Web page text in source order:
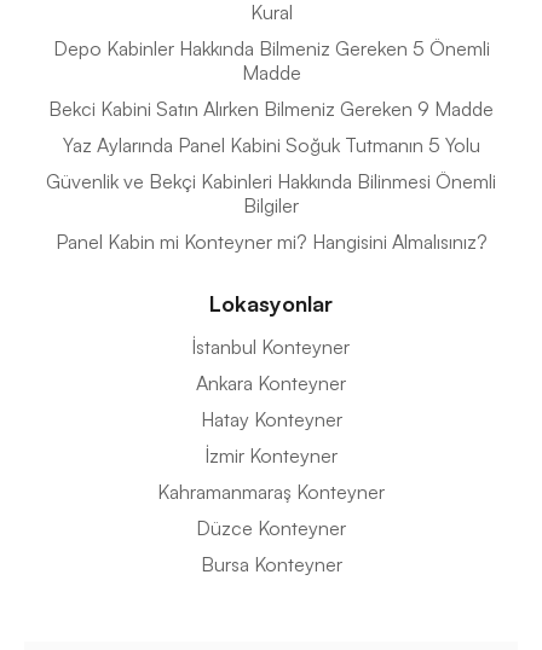
Kural
Depo Kabinler Hakkında Bilmeniz Gereken 5 Önemli
Madde
Bekci Kabini Satın Alırken Bilmeniz Gereken 9 Madde
Yaz Aylarında Panel Kabini Soğuk Tutmanın 5 Yolu
Güvenlik ve Bekçi Kabinleri Hakkında Bilinmesi Önemli
Bilgiler
Panel Kabin mi Konteyner mi? Hangisini Almalısınız?
Lokasyonlar
İstanbul Konteyner
Ankara Konteyner
Hatay Konteyner
İzmir Konteyner
Kahramanmaraş Konteyner
Düzce Konteyner
Bursa Konteyner